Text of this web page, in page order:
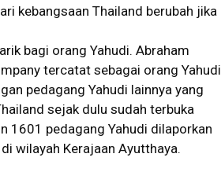
kebangsaan Thailand berubah jika
bagi orang Yahudi. Abraham
tercatat sebagai orang Yahudi
pedagang Yahudi lainnya yang
sejak dulu sudah terbuka
1601 pedagang Yahudi dilaporkan
wilayah Kerajaan Ayutthaya.